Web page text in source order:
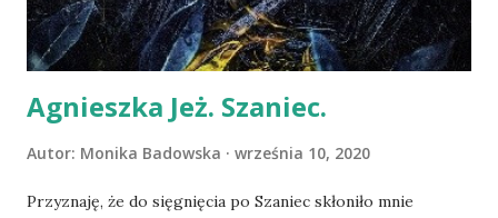
pewnego dnia kury dostrzegają, że zniknęło dwoje spośród
nich, natychmiast zaczynają szukać przyczyny. Zara...
Agnieszka Jeż. Szaniec.
Autor: Monika Badowska września 10, 2020
Przyznaję, że do sięgnięcia po Szaniec skłoniło mnie